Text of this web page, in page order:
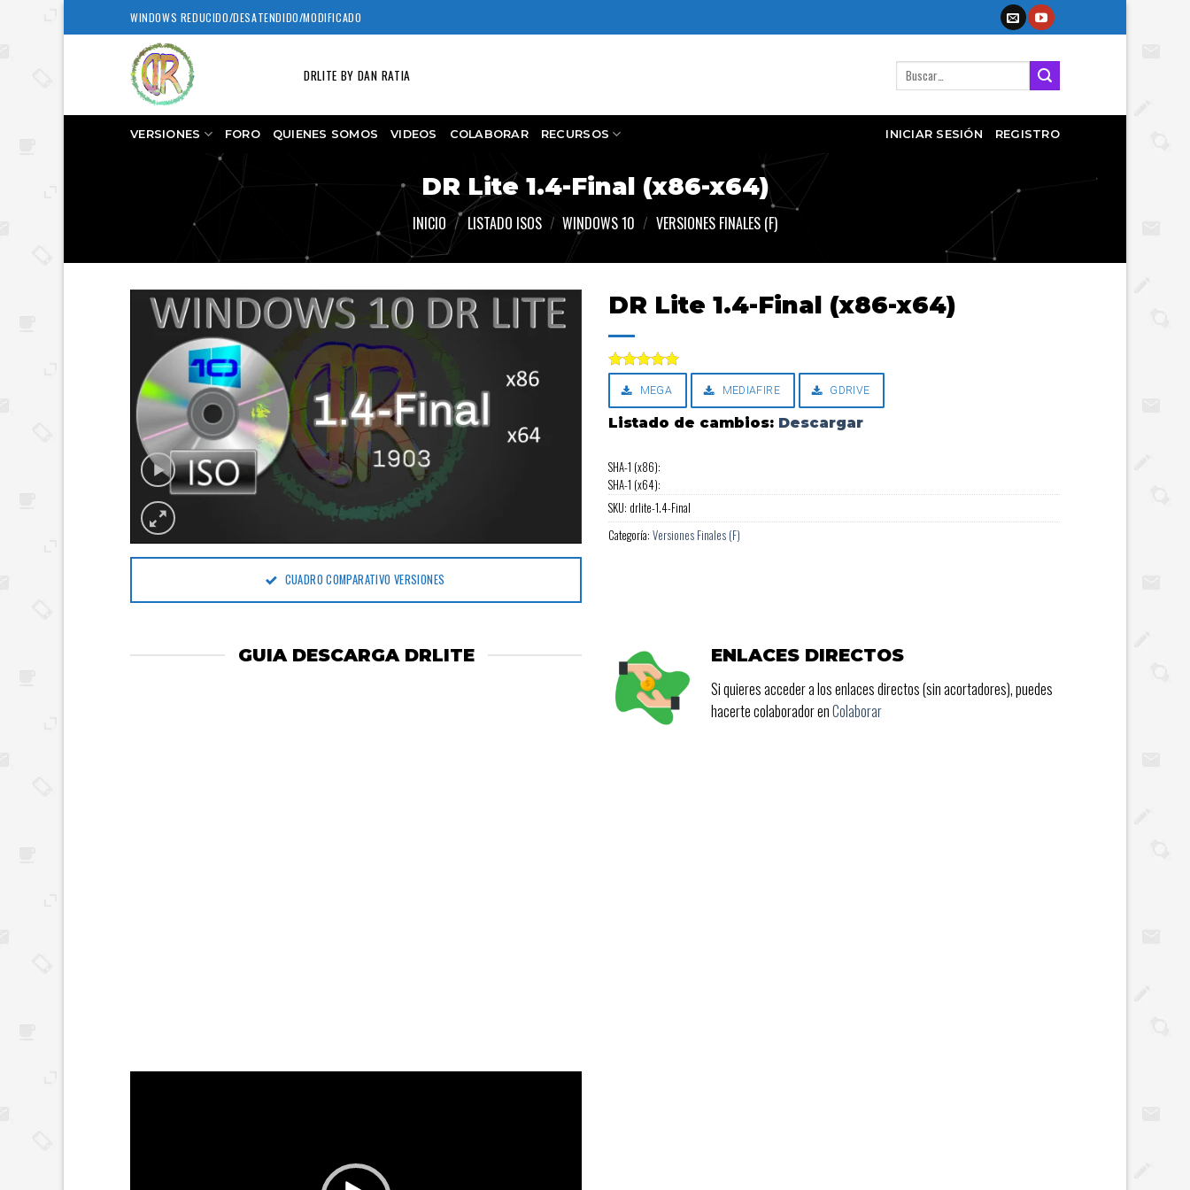
to
WINDOWS REDUCIDO/DESATENDIDO/MODIFICADO
DRLITE BY DAN RATIA
Buscar
por:
VERSIONES FORO QUIENES SOMOS VIDEOS COLABORAR RECURSOS INICIAR SESIÓN REGISTRO
DR Lite 1.4-Final (x86-x64)
INICIO / LISTADO ISOS / WINDOWS 10 / VERSIONES FINALES (F)
CUADRO COMPARATIVO VERSIONES
DR Lite 1.4-Final (x86-x64)
con
5.00
de 5
MEGA MEDIAFIRE GDRIVE
Listado de cambios: Descargar
SHA-1 (x86):
SHA-1 (x64):
SKU: drlite-1.4-Final
Categoría: Versiones Finales (F)
GUIA DESCARGA DRLITE
ENLACES DIRECTOS
Si quieres acceder a los enlaces directos (sin acortadores), puedes
hacerte colaborador enColaborar